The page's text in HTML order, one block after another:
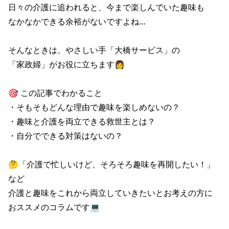
日々の介護に追われると、今まで楽しんでいた趣味も
なかなかできる余裕がないですよね…
そんなときは、やさしい手「大橋サービス」の
「家政婦」がお役に立ちます👩
🎯 この記事でわかること
・そもそもどんな理由で趣味を楽しめないの？
・趣味と介護を両立できる救世主とは？
・自分でできる対策はないの？
🤔「介護で忙しいけど、そろそろ趣味を再開したい！」
など
介護と趣味をこれから両立していきたいとお考えの方に
おススメのコラムです💻